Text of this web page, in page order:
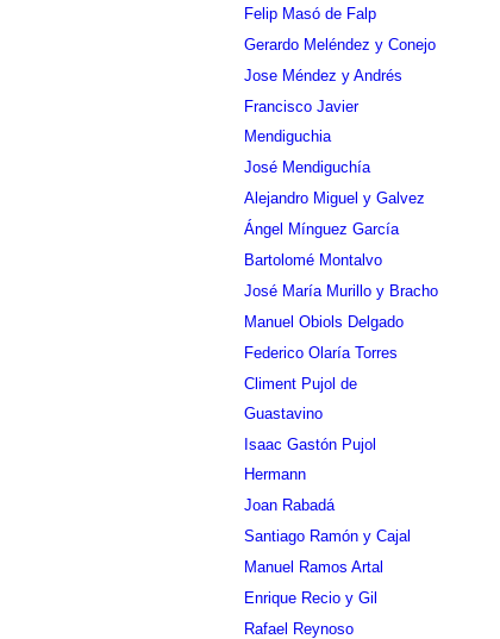
Felip Masó de Falp
Gerardo Meléndez y Conejo
Jose Méndez y Andrés
Francisco Javier
Mendiguchia
José Mendiguchía
Alejandro Miguel y Galvez
Ángel Mínguez García
Bartolomé Montalvo
José María Murillo y Bracho
Manuel Obiols Delgado
Federico Olaría Torres
Climent Pujol de
Guastavino
Isaac Gastón Pujol
Hermann
Joan Rabadá
Santiago Ramón y Cajal
Manuel Ramos Artal
Enrique Recio y Gil
Rafael Reynoso